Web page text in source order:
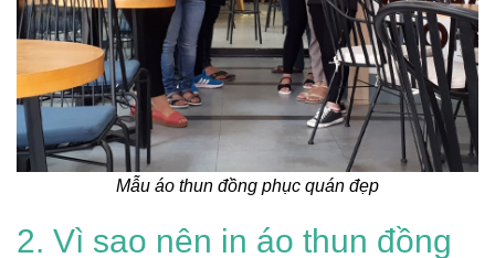
Mẫu áo thun đồng phục quán đẹp
2. Vì sao nên in áo thun đồng